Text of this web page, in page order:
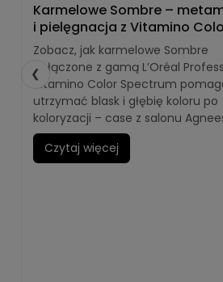
❮
Karmelowe Sombre –
i pielęgnacja z Vitamino
Zobacz, jak karmelowe Sombre
połączone z gamą L’Oréal
Vitamino Color Spectrum
utrzymać blask i głębię koloru po
koloryzacji – case z salonu
Czytaj więcej